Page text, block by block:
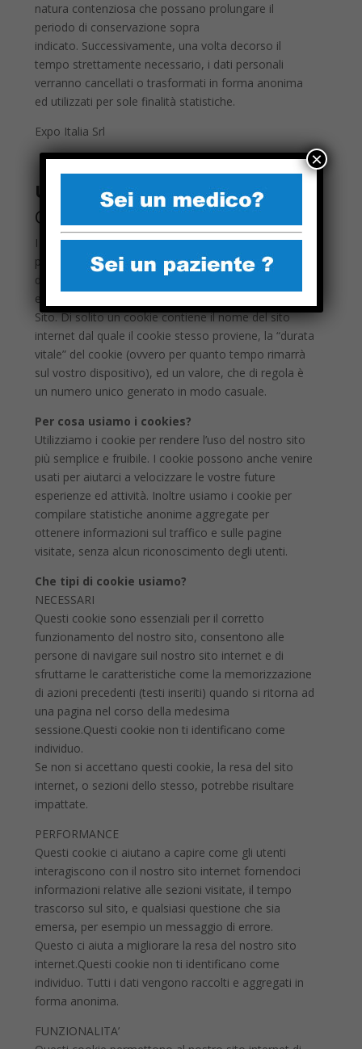
natura contenziosa che possano prolungare il
periodo di conservazione sopra
indicato. Successivamente, una volta decorso il
tempo strettamente necessario, i dati personali
verranno cancellati o trasformati in forma anonima
ed utilizzati per sole finalità statistiche.
Expo Italia Srl
UTILIZZO DI COOKIES
Cosa sono i cookies?
I cookie sono file informatici o dati parziali che
possono venire salvati sul vostro computer (o altri
dispositivi abilitati alla navigazione su internet, per
esempio smartphone o tablet) quando visitate un
Sito. Di solito un cookie contiene il nome del sito
internet dal quale il cookie stesso proviene, la “durata
vitale” del cookie (ovvero per quanto tempo rimarrà
sul vostro dispositivo), ed un valore, che di regola è
un numero unico generato in modo casuale.
Per cosa usiamo i cookies?
Utilizziamo i cookie per rendere l’uso del nostro sito
più semplice e fruibile. I cookie possono anche venire
usati per aiutarci a velocizzare le vostre future
esperienze ed attività. Inoltre usiamo i cookie per
compilare statistiche anonime aggregate per
ottenere informazioni sul traffico e sulle pagine
visitate, senza alcun riconoscimento degli utenti.
Che tipi di cookie usiamo?
NECESSARI
Questi cookie sono essenziali per il corretto
funzionamento del nostro sito, consentono alle
persone di navigare suil nostro sito internet e di
sfruttarne le caratteristiche come la memorizzazione
di azioni precedenti (testi inseriti) quando si ritorna ad
una pagina nel corso della medesima
sessione.Questi cookie non ti identificano come
individuo.
Se non si accettano questi cookie, la resa del sito
internet, o sezioni dello stesso, potrebbe risultare
impattate.
PERFORMANCE
Questi cookie ci aiutano a capire come gli utenti
interagiscono con il nostro sito internet fornendoci
informazioni relative alle sezioni visitate, il tempo
trascorso sul sito, e qualsiasi questione che sia
emersa, per esempio un messaggio di errore.
Questo ci aiuta a migliorare la resa del nostro sito
internet.Questi cookie non ti identificano come
individuo. Tutti i dati vengono raccolti e aggregati in
forma anonima.
FUNZIONALITA’
×